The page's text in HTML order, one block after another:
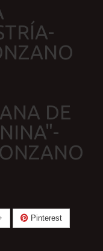
DE
Pinterest